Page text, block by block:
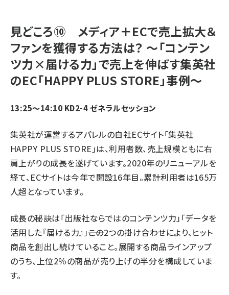
見どころ⑩ メディア＋ECで売上拡大＆
ファンを獲得する方法は？ ～「コンテン
ツ力×届ける力」で売上を伸ばす集英社
のEC「HAPPY PLUS STORE」事例～
13:25～14:10 KD2-4 ゼネラルセッション
集英社が運営するアパレルの自社ECサイト「集英社
HAPPY PLUS STORE」は、利用者数、売上規模ともに右
肩上がりの成長を遂げています。2020年のリニューアルを
経て、ECサイトは今年で開設16年目。累計利用者は165万
人超となっています。
成長の秘訣は「出版社ならではのコンテンツ力」「データを
活用した『届ける力』」――この2つの掛け合わせにより、ヒット
商品を創出し続けていること。展開する商品ラインアップ
のうち、上位2％の商品が売り上げの半分を構成していま
す。